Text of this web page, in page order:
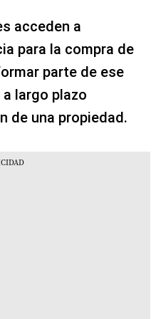
acceden a
para la compra de
parte de ese
largo plazo
de una propiedad.